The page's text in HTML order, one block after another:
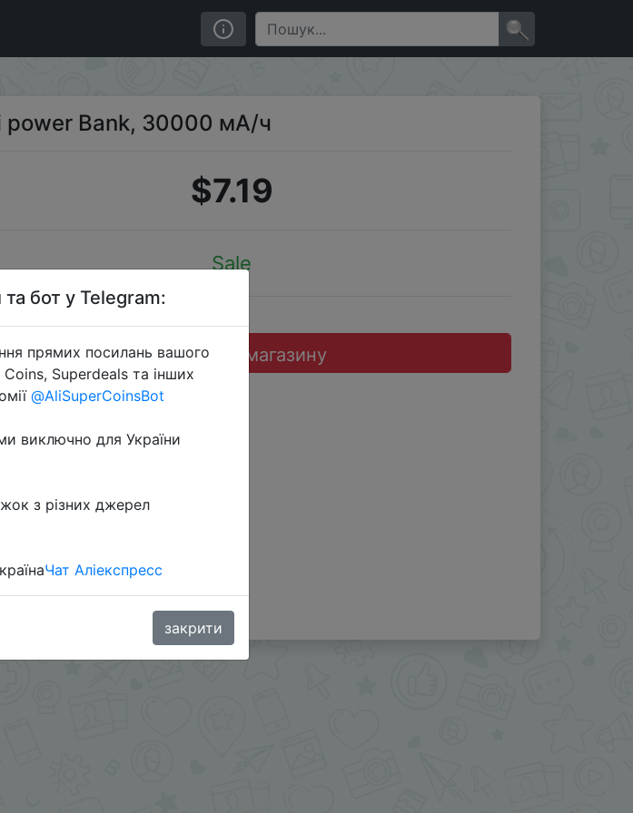
power Bank, 30000 мА/ч
$7.19
Sale
Перейти до магазину
точно нет 30000 мАч :)
бот у Telegram:
прямих посилань вашого
Superdeals та інших
@AliSuperCoinsBot
виключно для України
з різних джерел
Чат Аліекспресс
закрити